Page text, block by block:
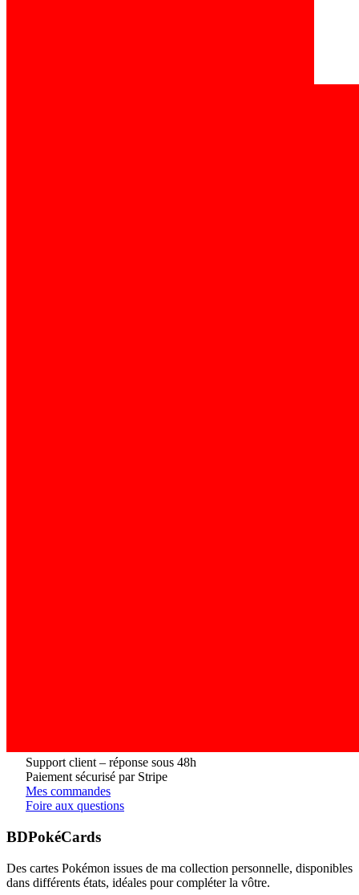
Support client – réponse sous 48h
Paiement sécurisé par Stripe
Mes commandes
Foire aux questions
BDPokéCards
Des cartes Pokémon issues de ma collection personnelle, disponibles
dans différents états, idéales pour compléter la vôtre.